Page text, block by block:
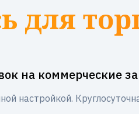
для
на коммерческие
настройкой.